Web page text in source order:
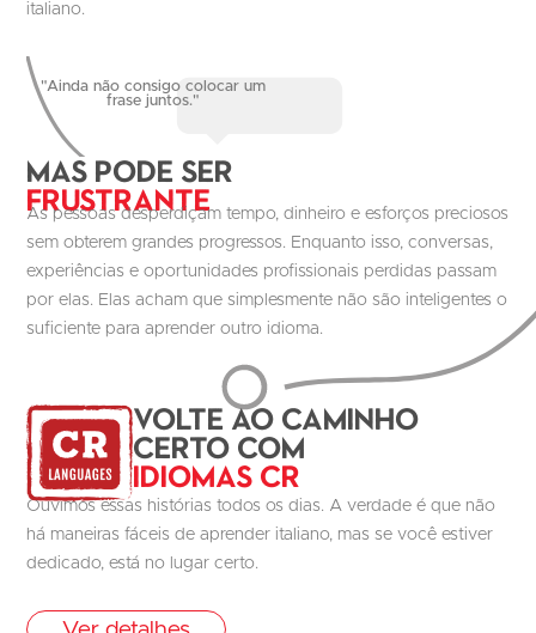
italiano.
"Ainda não consigo colocar um
frase juntos."
Mas pode ser
Frustrante
As pessoas desperdiçam tempo, dinheiro e esforços preciosos
sem obterem grandes progressos. Enquanto isso, conversas,
experiências e oportunidades profissionais perdidas passam
por elas. Elas acham que simplesmente não são inteligentes o
suficiente para aprender outro idioma.
volte ao caminho
certo com
Idiomas CR
Ouvimos essas histórias todos os dias. A verdade é que não
há maneiras fáceis de aprender italiano, mas se você estiver
dedicado, está no lugar certo.